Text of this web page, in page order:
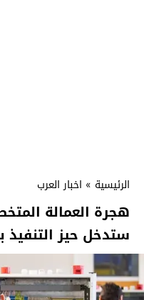
الرئيسية » اخبار العرب
هجرة العمالة
ستدخل حيز التنفيذ